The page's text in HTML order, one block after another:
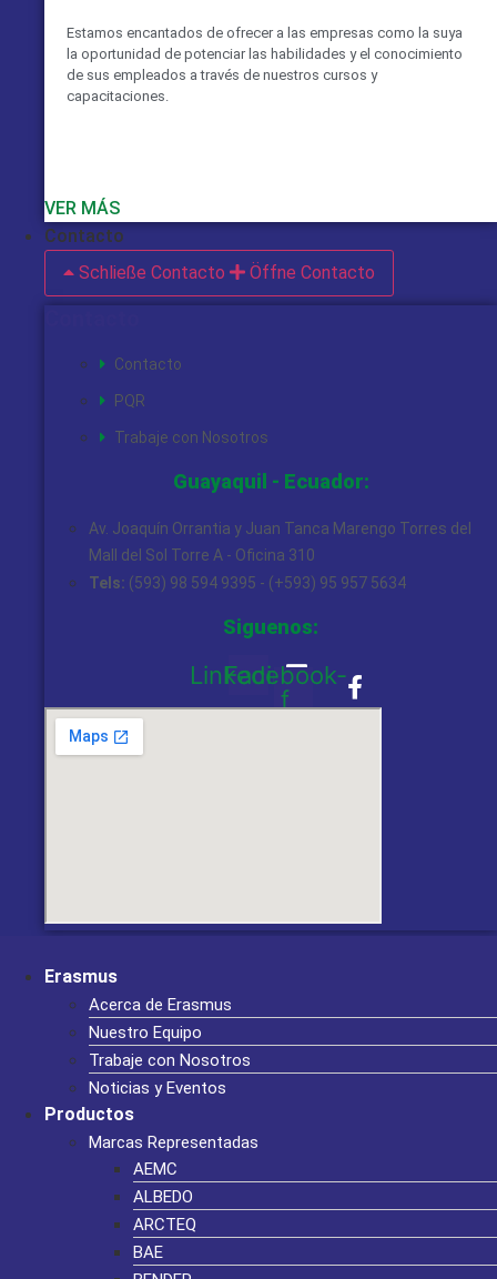
Estamos encantados de ofrecer a las empresas como la suya
la oportunidad de potenciar las habilidades y el conocimiento
de sus empleados a través de nuestros cursos y
capacitaciones.
VER MÁS
Contacto
Schließe Contacto
Öffne Contacto
Contacto
PQR
Trabaje con Nosotros
Guayaquil - Ecuador:
Av. Joaquín Orrantia y Juan Tanca Marengo Torres del
Mall del Sol Torre A - Oficina 310
Tels: (593) 98 594 9395 - (+593) 95 957 5634
Siguenos:
Linkedin
Facebook-
f
Erasmus
Acerca de Erasmus
Nuestro Equipo
Trabaje con Nosotros
Noticias y Eventos
Productos
Marcas Representadas
AEMC
ALBEDO
ARCTEQ
BAE